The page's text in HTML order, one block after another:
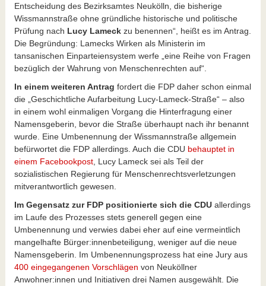
Entscheidung des Bezirksamtes Neukölln, die bisherige
Wissmannstraße ohne gründliche historische und politische
Prüfung nach Lucy Lameckzu benennen“, heißt es im Antrag.
Die Begründung: Lamecks Wirken als Ministerin im
tansanischen Einparteiensystem werfe „eine Reihe von Fragen
bezüglich der Wahrung von Menschenrechten auf“.
In einem weiteren Antrag fordert die FDP daher schon einmal
die „Geschichtliche Aufarbeitung Lucy-Lameck-Straße“ – also
in einem wohl einmaligen Vorgang die Hinterfragung einer
Namensgeberin, bevor die Straße überhaupt nach ihr benannt
wurde. Eine Umbenennung der Wissmannstraße allgemein
befürwortet die FDP allerdings. Auch die CDU behauptet in
einem Facebookpost, Lucy Lameck sei als Teil der
sozialistischen Regierung für Menschenrechtsverletzungen
mitverantwortlich gewesen.
Im Gegensatz zur FDP positionierte sich die CDUallerdings
im Laufe des Prozesses stets generell gegen eine
Umbenennung und verwies dabei eher auf eine vermeintlich
mangelhafte Bürger:innenbeteiligung, weniger auf die neue
Namensgeberin. Im Umbenennungsprozess hat eine Jury aus
400 eingegangenen Vorschlägen von Neuköllner
Anwohner:innen und Initiativen drei Namen ausgewählt. Die